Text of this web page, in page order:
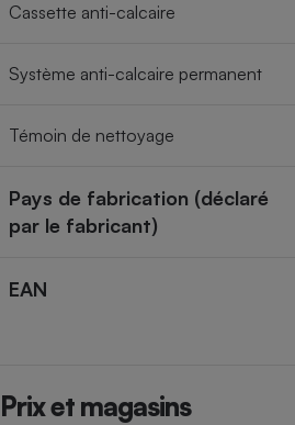
Cassette anti-calcaire
Système anti-calcaire permanent
Témoin de nettoyage
Pays de fabrication (déclaré
par le fabricant)
EAN
Prix et magasins